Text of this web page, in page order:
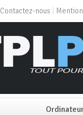
Contactez-nous